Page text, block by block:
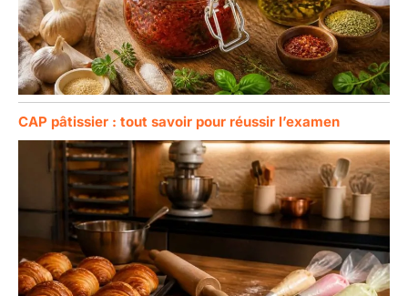
CAP pâtissier : tout savoir pour réussir l’examen